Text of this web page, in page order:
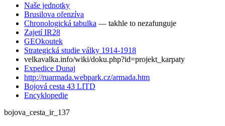
Naše jednotky
Brusilova ofenzíva
Chronologická tabulka — takhle to nezafunguje
Zajetí IR28
GEOkoutek
Strategická studie války 1914-1918
velkavalka.info/wiki/doku.php?id=projekt_karpaty
Expedice Dunaj
http://ruarmada.webpark.cz/armada.htm
Bojová cesta 43 LITD
Encyklopedie
bojova_cesta_ir_137